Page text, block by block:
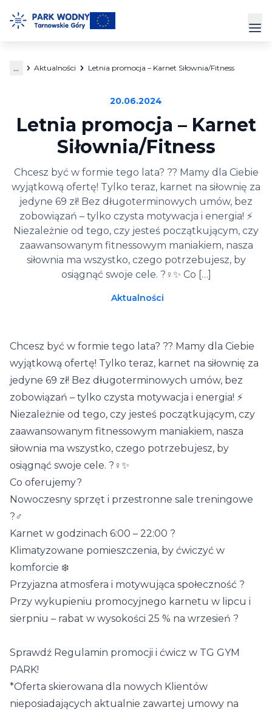
do
Park Wodny
Hala Sportowa
Cennik
Strefa Klienta
Kontakt
... Aktualności Letnia promocja – Karnet Siłownia/Fitness
20.06.2024
Letnia promocja – Karnet
Siłownia/Fitness
Chcesz być w formie tego lata? ?? Mamy dla Ciebie
wyjątkową ofertę! Tylko teraz, karnet na siłownię za
jedyne 69 zł! Bez długoterminowych umów, bez
zobowiązań – tylko czysta motywacja i energia! ⚡
Niezależnie od tego, czy jesteś początkującym, czy
zaawansowanym fitnessowym maniakiem, nasza
siłownia ma wszystko, czego potrzebujesz, by
osiągnąć swoje cele. ?️‍♀️✨ Co […]
Aktualności
Chcesz być w formie tego lata? ?? Mamy dla Ciebie
wyjątkową ofertę! Tylko teraz, karnet na siłownię za
jedyne 69 zł! Bez długoterminowych umów, bez
zobowiązań – tylko czysta motywacja i energia! ⚡
Niezależnie od tego, czy jesteś początkującym, czy
zaawansowanym fitnessowym maniakiem, nasza
siłownia ma wszystko, czego potrzebujesz, by
osiągnąć swoje cele. ?️‍♀️✨
Co oferujemy?
Nowoczesny sprzęt i przestronne sale treningowe
?️‍♂️
Karnet w godzinach 6:00 – 22:00 ?
Klimatyzowane pomieszczenia, by ćwiczyć w
komforcie ❄️
Przyjazna atmosfera i motywująca społeczność ?
Przy wykupieniu promocyjnego karnetu w lipcu i
sierpniu – rabat w wysokości 25 % na wrzesień ?
Sprawdź Regulamin promocji i ćwicz w TG GYM
PARK!
*Oferta skierowana dla nowych Klientów
nieposiadających aktualnie zawartej umowy na